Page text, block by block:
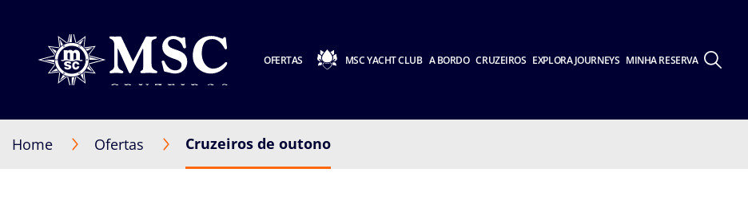
OFERTAS MSC YACHT CLUB A BORDO CRUZEIROS EXPLORA JOURNEYS MINHA RESERVA
Home Ofertas Cruzeiros de outono